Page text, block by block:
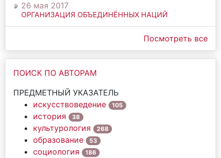
26 мая 2017
ОРГАНИЗАЦИЯ ОБЪЕДИНЁННЫХ НАЦИЙ
Посмотреть все
ПОИСК ПО АВТОРАМ
ПРЕДМЕТНЫЙ УКАЗАТЕЛЬ
искусствоведение
105
история 38
культурология 268
образование 53
социология 186